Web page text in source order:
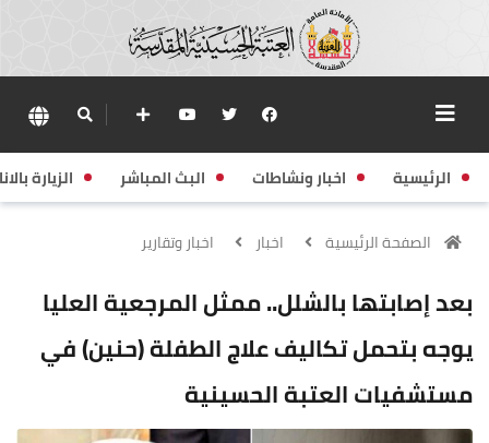
الرئيسية اخبار ونشاطات البث المباشر الزيارة
الصفحة الرئيسية اخبار اخبار وتقارير
بعد إصابتها بالشلل.. ممثل المرجعية العليا
يوجه بتحمل تكاليف علاج الطفلة (حنين) في
مستشفيات العتبة الحسينية